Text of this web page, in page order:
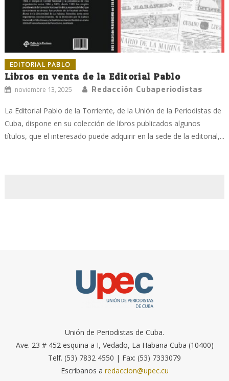
EDITORIAL PABLO
Libros en venta de la Editorial Pablo
noviembre 13, 2025 Redacción Cubaperiodistas
La Editorial Pablo de la Torriente, de la Unión de la Periodistas de
Cuba, dispone en su colección de libros publicados algunos
títulos, que el interesado puede adquirir en la sede de la editorial,...
Unión de Periodistas de Cuba.
Ave. 23 # 452 esquina a I, Vedado, La Habana Cuba (10400)
Telf. (53) 7832 4550 | Fax: (53) 7333079
Escríbanos a redaccion@upec.cu